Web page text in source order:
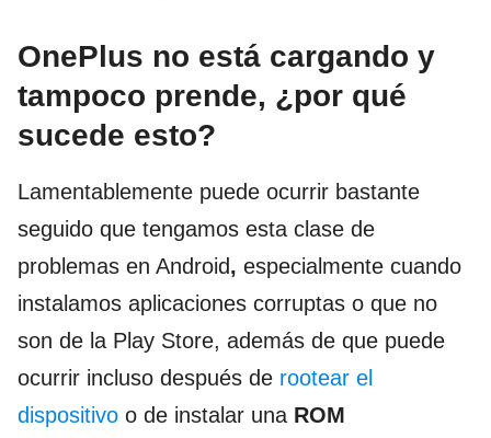
OnePlus no está cargando y
tampoco prende, ¿por qué
sucede esto?
Lamentablemente puede ocurrir bastante
seguido que tengamos esta clase de
problemas en Android, especialmente cuando
instalamos aplicaciones corruptas o que no
son de la Play Store, además de que puede
ocurrir incluso después de rootear el
dispositivo o de instalar una ROM